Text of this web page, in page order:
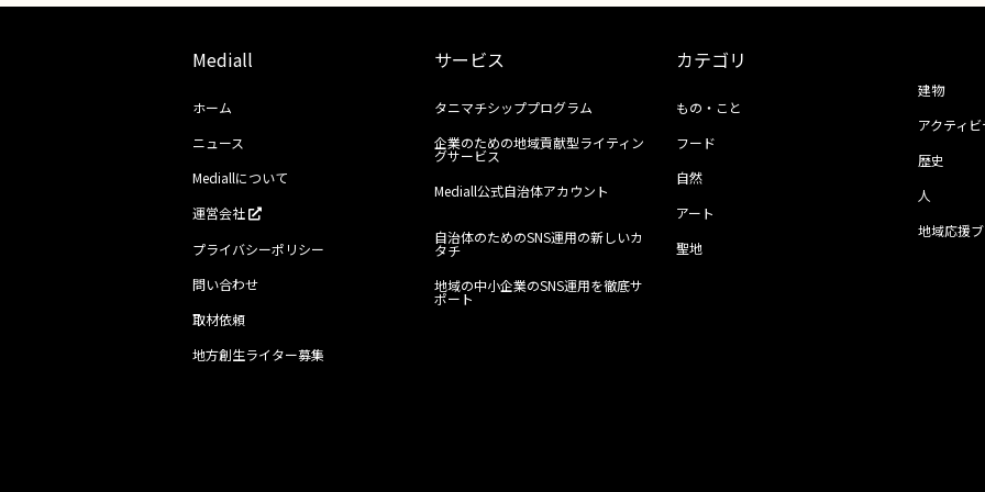
Mediall
ホーム
ニュース
Mediallについて
運営会社
プライバシーポリシー
問い合わせ
取材依頼
地方創生ライター募集
サービス
タニマチシッププログラム
企業のための地域貢献型ライティン
グサービス
Mediall公式自治体アカウント
自治体のためのSNS運用の新しいカ
タチ
地域の中小企業のSNS運用を徹底サ
ポート
カテゴリ
もの・こと
フード
自然
アート
聖地
建物
アクティビ
歴史
人
地域応援